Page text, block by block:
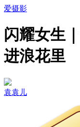
爱摄影
闪耀女生
进浪花里
袁袁儿